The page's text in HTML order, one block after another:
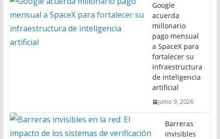
Google
acuerda
millonario
pago mensual
a SpaceX para
fortalecer su
infraestructura
de inteligencia
artificial
junio 9, 2026
Barreras
invisibles